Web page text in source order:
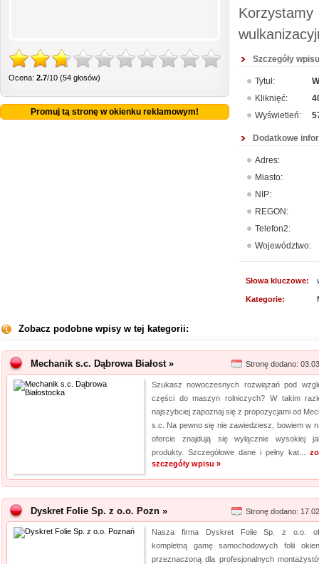
Ocena: 2.7/10 (54 głosów)
Promuj tą stronę w okienku reklamowym!
Szczegóły
Tytuł:
Kliknięć:
Wyświetleń:
Dodatkowe
Adres:
Miasto:
NIP:
REGON:
Telefon2:
Województwo:
Słowa kluczowe:
Kategorie:
Zobacz podobne wpisy w tej kategorii:
Mechanik s.c. Dąbrowa Białost » Stronę dodano:
Szukasz nowoczesnych rozwiązań pod
części do maszyn rolniczych? W takim
najszybciej zapoznaj się z propozycjami od
s.c. Na pewno się nie zawiedziesz, bowiem w
ofercie znajdują się wyłącznie wysokiej
produkty. Szczegółowe dane i pełny kat...
szczegóły wpisu »
Dyskret Folie Sp. z o.o. Pozn » Stronę dodano:
Nasza firma Dyskret Folie Sp. z o.o.
kompletną gamę samochodowych folii
przeznaczoną dla profesjonalnych